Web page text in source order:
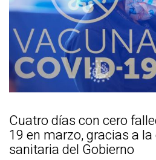
Cuatro días con cero
19 en marzo, gracias a
sanitaria del Gobierno